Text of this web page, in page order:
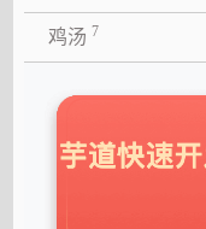
鸡汤 7